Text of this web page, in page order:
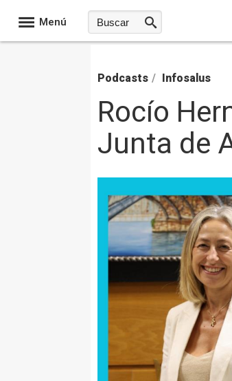
Menú
Podcasts / Infosalus
Rocío
Junta de